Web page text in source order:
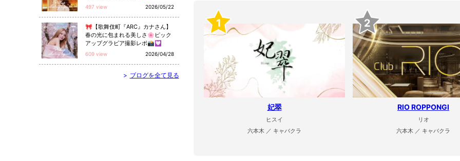
1
妃翠
ヒスイ
六本木 ／ キャバクラ
2
RIO ROPPONGI
リオ
六本木 ／ キャバクラ
497 view 2026/05/22
🎀【歌舞伎町『ARC』カナさん】
春の光に包まれる美しさ🌸ピック
アップグラビア撮影レポ📸💟
609 view 2026/04/28
> ブログを全て見る